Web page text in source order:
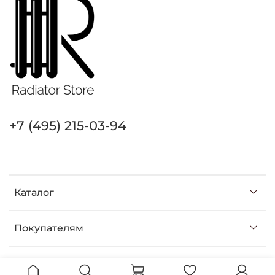
Каталог
Покупателям
+7 (495) 215-03-94